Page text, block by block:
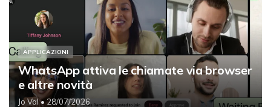
APPLICAZIONI
WhatsApp attiva le chiamate via browser
e altre novità
Jo Val• 28/07/2026